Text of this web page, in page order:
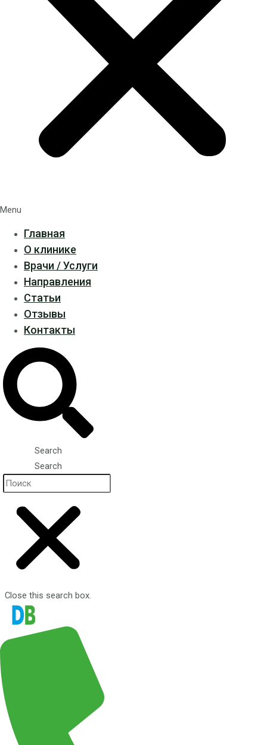
Menu
Главная
О клинике
Врачи / Услуги
Направления
Статьи
Отзывы
Контакты
Search
Search
Close this search box.